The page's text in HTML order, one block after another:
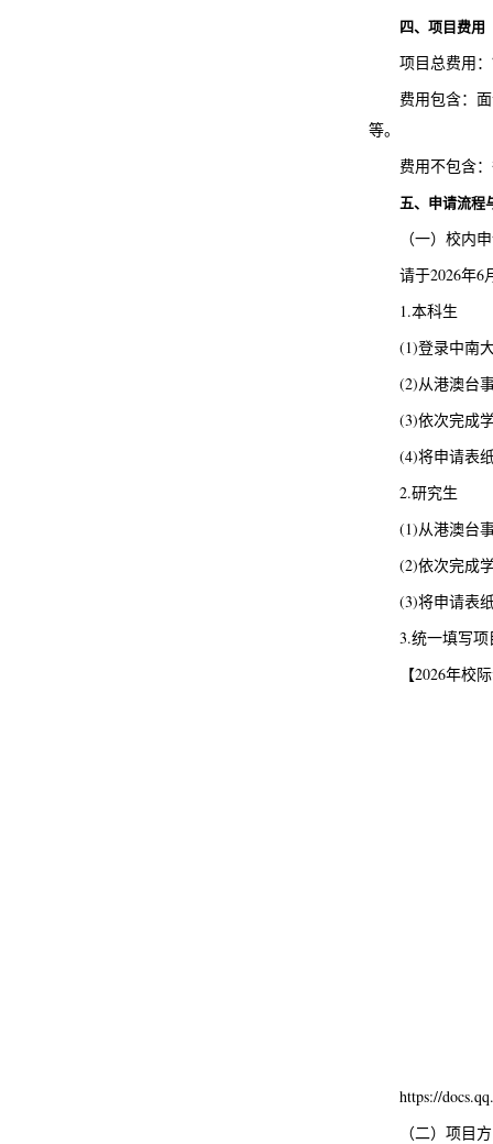
四、项目费用
项目总费用
费用包含：
等。
费用不包含
五、申请流程
（一）校内
请于2026年6
1.本科生
(1)登录中南
(2)从港澳台
(3)依次完成
(4)将申请表
2.研究生
(1)从港澳台
(2)依次完成
(3)将申请表
3.统一填写
【2026年校
https://
（二）项目